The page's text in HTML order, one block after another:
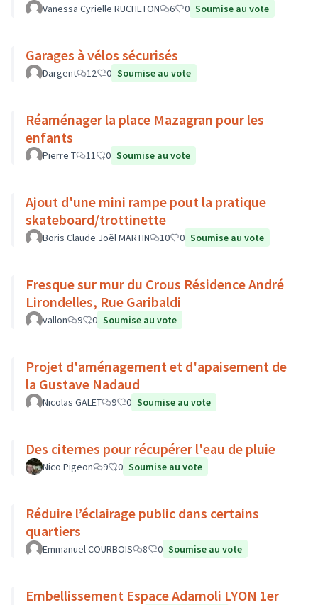
Vanessa Cyrielle RUCHETON 6 0 Soumise au vote
Garages à vélos sécurisés
Dargent 12 0 Soumise au vote
Réaménager la place Mazagran pour les
enfants
Pierre T 11 0 Soumise au vote
Ajout d'une mini rampe pout la pratique
skateboard/trottinette
Boris Claude Joël MARTIN 10 0 Soumise au vote
Fresque sur mur du Crous Résidence André
Lirondelles, Rue Garibaldi
vallon 9 0 Soumise au vote
Projet d'aménagement et d'apaisement de
la Gustave Nadaud
Nicolas GALET 9 0 Soumise au vote
Des citernes pour récupérer l'eau de pluie
Nico Pigeon 9 0 Soumise au vote
Réduire l’éclairage public dans certains
quartiers
Emmanuel COURBOIS 8 0 Soumise au vote
Embellissement Espace Adamoli LYON 1er